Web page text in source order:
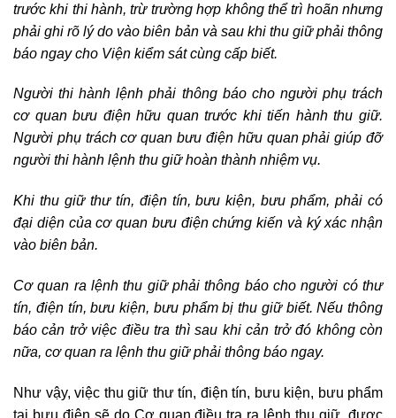
trước khi thi hành, trừ trường hợp không thể trì hoãn nhưng
phải ghi rõ lý do vào biên bản và sau khi thu giữ phải thông
báo ngay cho Viện kiểm sát cùng cấp biết.
Người thi hành lệnh phải thông báo cho người phụ trách
cơ quan bưu điện hữu quan trước khi tiến hành thu giữ.
Người phụ trách cơ quan bưu điện hữu quan phải giúp đỡ
người thi hành lệnh thu giữ hoàn thành nhiệm vụ.
Khi thu giữ thư tín, điện tín, bưu kiện, bưu phẩm, phải có
đại diện của cơ quan bưu điện chứng kiến và ký xác nhận
vào biên bản.
Cơ quan ra lệnh thu giữ phải thông báo cho người có thư
tín, điện tín, bưu kiện, bưu phẩm bị thu giữ biết. Nếu thông
báo cản trở việc điều tra thì sau khi cản trở đó không còn
nữa, cơ quan ra lệnh thu giữ phải thông báo ngay.
Như vậy, việc thu giữ thư tín, điện tín, bưu kiện, bưu phẩm
tại bưu điện sẽ do Cơ quan điều tra ra lệnh thu giữ, được